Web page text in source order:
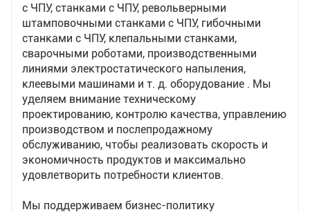
с ЧПУ, станками с ЧПУ, револьверными
штамповочными станками с ЧПУ, гибочными
станками с ЧПУ, клепальными станками,
сварочными роботами, производственными
линиями электростатического напыления,
клеевыми машинами и т. д. оборудование . Мы
уделяем внимание техническому
проектированию, контролю качества, управлению
производством и послепродажному
обслуживанию, чтобы реализовать скорость и
экономичность продуктов и максимально
удовлетворить потребности клиентов.
Мы поддерживаем бизнес-политику